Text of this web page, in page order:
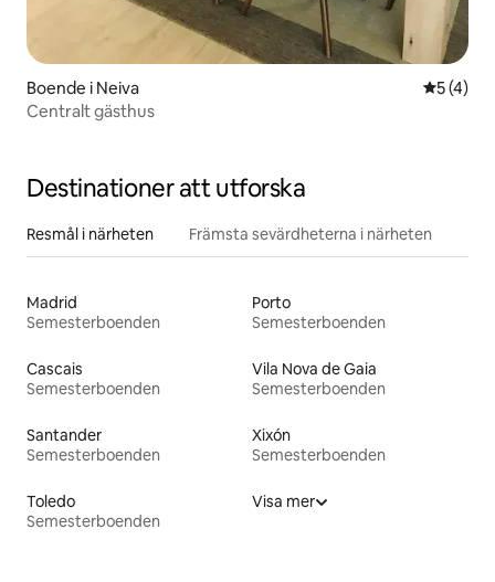
Boende i Neiva 5 av 5 i
5 (4)
Centralt gästhus
Destinationer att utforska
Resmål i närheten Främsta sevärdheterna i närheten
Madrid
Semesterboenden
Porto
Semesterboenden
Cascais
Semesterboenden
Vila Nova de Gaia
Semesterboenden
Santander
Semesterboenden
Xixón
Semesterboenden
Toledo
Semesterboenden
Visa mer